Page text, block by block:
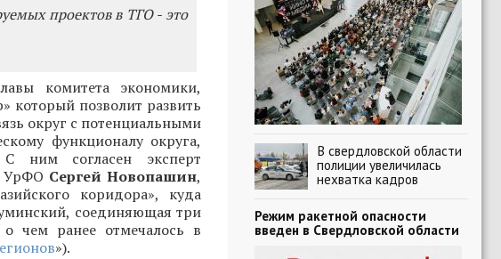
проектов в ТГО - это
комитета экономики,
который позволит развить
округ с потенциальными
функционалу округа,
С ним согласен эксперт
УрФО Сергей Новопашин,
коридора», куда
соединяющая три
чем ранее отмечалось в
»).
В свердловской области
полиции увеличилась
нехватка кадров
Режим ракетной опасности
введен в Свердловской области